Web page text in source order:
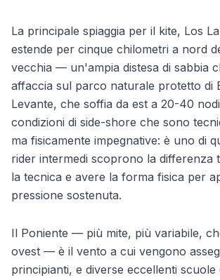
La principale spiaggia per il kite, Los
estende per cinque chilometri a nord
vecchia — un'ampia distesa di sabbia
affaccia sul parco naturale protetto di
Levante, che soffia da est a 20-40
condizioni di side-shore che sono
ma fisicamente impegnative: è uno di
rider intermedi scoprono la differenza
la tecnica e avere la forma fisica per
pressione sostenuta.
Il Poniente — più mite, più variabile,
ovest — è il vento a cui vengono
principianti, e diverse eccellenti